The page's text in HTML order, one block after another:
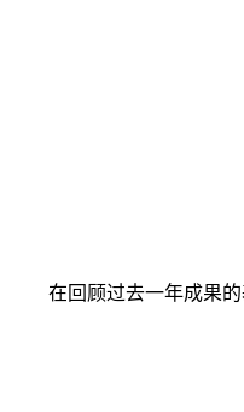
在回顾过去一年成果的基